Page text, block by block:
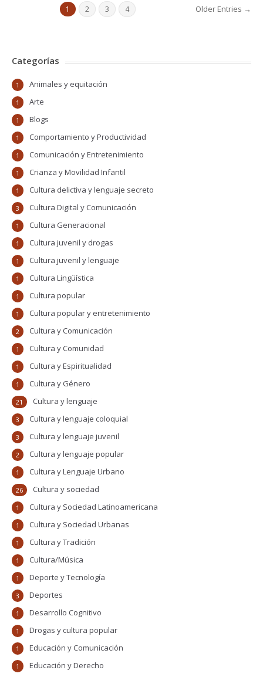
1 2 3 4 Older Entries →
Categorías
Animales y equitación
1
Arte
1
Blogs
1
Comportamiento y Productividad
1
Comunicación y Entretenimiento
1
Crianza y Movilidad Infantil
1
Cultura delictiva y lenguaje secreto
1
Cultura Digital y Comunicación
3
Cultura Generacional
1
Cultura juvenil y drogas
1
Cultura juvenil y lenguaje
1
Cultura Lingüística
1
Cultura popular
1
Cultura popular y entretenimiento
1
Cultura y Comunicación
2
Cultura y Comunidad
1
Cultura y Espiritualidad
1
Cultura y Género
1
Cultura y lenguaje
21
Cultura y lenguaje coloquial
3
Cultura y lenguaje juvenil
3
Cultura y lenguaje popular
2
Cultura y Lenguaje Urbano
1
Cultura y sociedad
26
Cultura y Sociedad Latinoamericana
1
Cultura y Sociedad Urbanas
1
Cultura y Tradición
1
Cultura/Música
1
Deporte y Tecnología
1
Deportes
3
Desarrollo Cognitivo
1
Drogas y cultura popular
1
Educación y Comunicación
1
Educación y Derecho
1